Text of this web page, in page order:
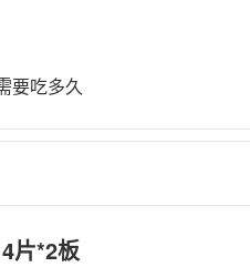
要吃多久
片*2板